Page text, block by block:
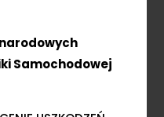
Samochodowej